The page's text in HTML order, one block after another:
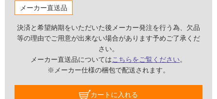
メーカー直送品
決済と希望納期をいただいた後メーカー発注を行う為、欠品
等の理由でご用意が出来ない場合があります予めご了承くだ
さい。
メーカー直送品についてはこちらをご覧ください。
※メーカー仕様の梱包で配送されます。
カートに入れる
る
し
て
る
が
注